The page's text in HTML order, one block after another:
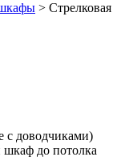
> Стрелковая
с доводчиками)
до потолка